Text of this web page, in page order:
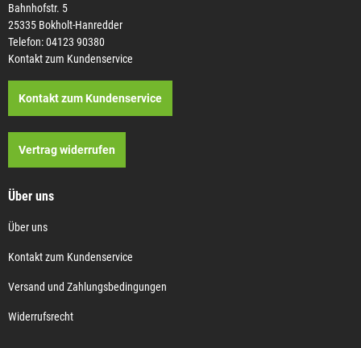
Bahnhofstr. 5
25335 Bokholt-Hanredder
Telefon: 04123 90380
Kontakt zum Kundenservice
Kontakt zum Kundenservice
Vertrag widerrufen
Über uns
Über uns
Kontakt zum Kundenservice
Versand und Zahlungsbedingungen
Widerrufsrecht